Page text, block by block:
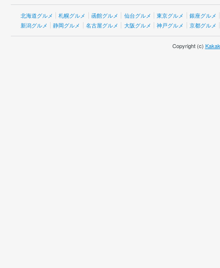
北海道グルメ 札幌グルメ 函館グルメ 仙台グルメ 東京グルメ
銀座グルメ
新潟グルメ
静岡グルメ 名古屋グルメ 大阪グルメ 神戸グルメ 京都グルメ
Copyright (c)